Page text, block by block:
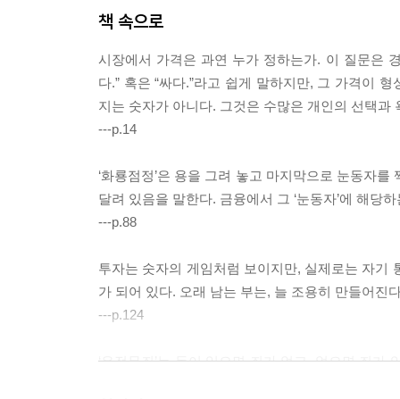
권불십년 權不十年 기축통화 패권의 역사적 변천
7부 노동과 복지, 공존의 경제 (노동/복지)
유전무죄 有錢無罪 부의 양극화와 법적 불평등
무항산무항심 無恒産無恒心 기본소득과 경제적 안
동상이몽 同床異夢 노사 갈등과 협력의 균형점
단사표음 簞食瓢飮 미니멀리즘과 소박한 소비 경제
천차만별 千差萬別 임금 격차와 이중 노동 시장
살신성인 殺身成仁 사회적 기업과 공유 경제
안빈낙도 安貧樂道 경제적 성공과 삶의 질 사이의
자업자득 自業自得 무분별한 복지가 초래하는 재
8부 미래 경제와 기술의 대전환 (기술 문명)
책 속으로
시장에서 가격은 과연 누가 정하는가. 이 질문은
다.” 혹은 “싸다.”라고 쉽게 말하지만, 그 가격이
지는 숫자가 아니다. 그것은 수많은 개인의 선택
---p.14
‘화룡점정’은 용을 그려 놓고 마지막으로 눈동자
달려 있음을 말한다. 금융에서 그 ‘눈동자’에 해당
---p.88
투자는 숫자의 게임처럼 보이지만, 실제로는 자기
가 되어 있다. 오래 남는 부는, 늘 조용히 만들어진
---p.124
‘유전무죄’는 돈이 있으면 죄가 없고, 없으면 죄